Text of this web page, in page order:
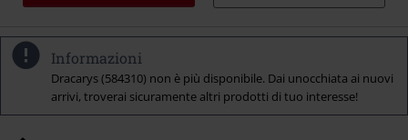
Informazioni
Dracarys (584310) non è più disponibile. Dai unocchiata ai nuovi
arrivi, troverai sicuramente altri prodotti di tuo interesse!